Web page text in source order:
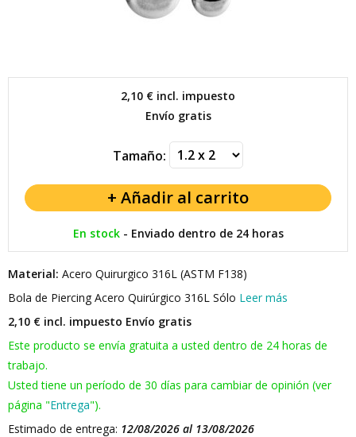
2,10 € incl. impuesto
Envío gratis
Tamaño:
En stock- Enviado dentro de 24 horas
Material: Acero Quirurgico 316L (ASTM F138)
Bola de Piercing Acero Quirúrgico 316L Sólo Leer más
2,10 € incl. impuesto Envío gratis
Este producto se envía gratuita a usted dentro de 24 horas de
trabajo.
Usted tiene un período de 30 días para cambiar de opinión (ver
página "Entrega").
Estimado de entrega: 12/08/2026 al 13/08/2026